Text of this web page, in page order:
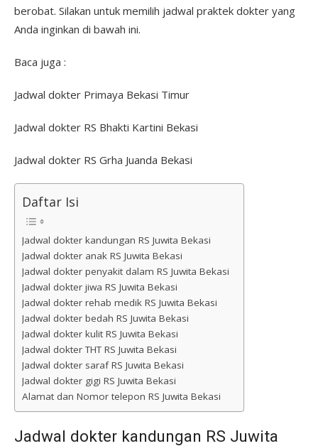
berobat. Silakan untuk memilih jadwal praktek dokter yang
Anda inginkan di bawah ini.
Baca juga :
Jadwal dokter Primaya Bekasi Timur
Jadwal dokter RS Bhakti Kartini Bekasi
Jadwal dokter RS Grha Juanda Bekasi
Daftar Isi
Jadwal dokter kandungan RS Juwita Bekasi
Jadwal dokter anak RS Juwita Bekasi
Jadwal dokter penyakit dalam RS Juwita Bekasi
Jadwal dokter jiwa RS Juwita Bekasi
Jadwal dokter rehab medik RS Juwita Bekasi
Jadwal dokter bedah RS Juwita Bekasi
Jadwal dokter kulit RS Juwita Bekasi
Jadwal dokter THT RS Juwita Bekasi
Jadwal dokter saraf RS Juwita Bekasi
Jadwal dokter gigi RS Juwita Bekasi
Alamat dan Nomor telepon RS Juwita Bekasi
Jadwal dokter kandungan RS Juwita